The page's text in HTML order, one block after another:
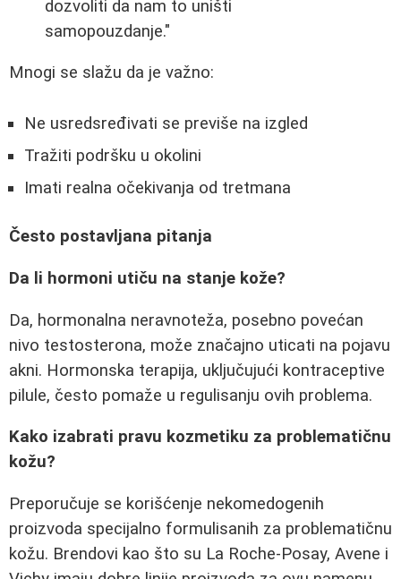
dozvoliti da nam to uništi
samopouzdanje."
Mnogi se slažu da je važno:
Ne usredsređivati se previše na izgled
Tražiti podršku u okolini
Imati realna očekivanja od tretmana
Često postavljana pitanja
Da li hormoni utiču na stanje kože?
Da, hormonalna neravnoteža, posebno povećan
nivo testosterona, može značajno uticati na pojavu
akni. Hormonska terapija, uključujući kontraceptive
pilule, često pomaže u regulisanju ovih problema.
Kako izabrati pravu kozmetiku za problematičnu
kožu?
Preporučuje se korišćenje nekomedogenih
proizvoda specijalno formulisanih za problematičnu
kožu. Brendovi kao što su La Roche-Posay, Avene i